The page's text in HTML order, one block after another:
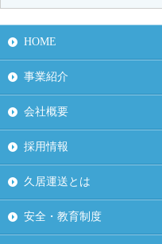
HOME
事業紹介
会社概要
採用情報
久居運送とは
安全・教育制度